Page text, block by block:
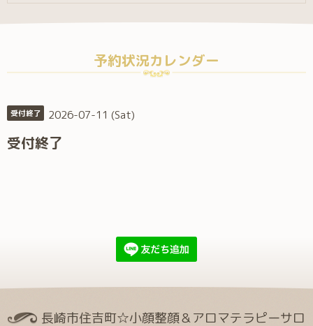
予約状況カレンダー
受付終了 2026-07-11 (Sat)
受付終了
長崎市住吉町☆小顔整顔＆アロマテラピーサロ